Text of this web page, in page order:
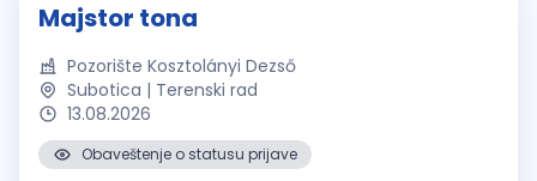
Majstor tona
Pozorište Kosztolányi Dezső
Subotica | Terenski rad
13.08.2026
Obaveštenje o statusu prijave